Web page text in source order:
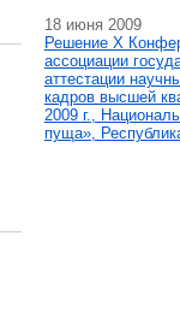
18 июня 2009
Решение X
ассоциации
аттестации
кадров высшей
2009 г.,
пуща»,